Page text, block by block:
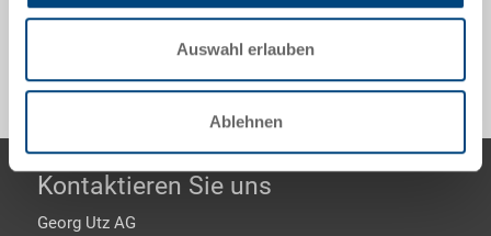
Auswahl erlauben
Ablehnen
Sonderanfertigungen - Unser Spezialgebiet
Footer
Kontaktieren Sie uns
Georg Utz AG